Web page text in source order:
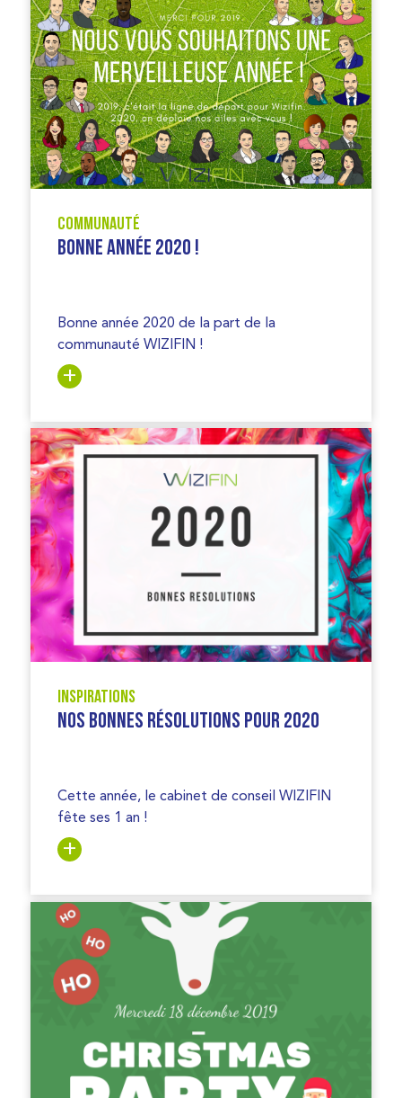
Communauté
Bonne année 2020 !
Bonne année 2020 de la part de la
communauté WIZIFIN !
Inspirations
Nos bonnes résolutions pour 2020
Cette année, le cabinet de conseil WIZIFIN
fête ses 1 an !